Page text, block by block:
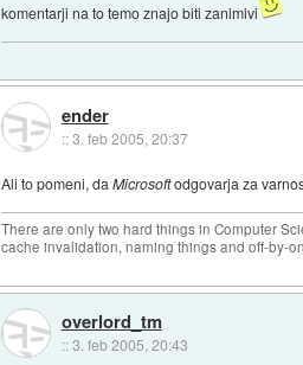
komentarji na to temo znajo biti zanimivi
ender
::3. feb 2005, 20:37
Ali to pomeni, daMicrosoftodgovarja za
There are only two hard things in Computer
cache invalidation, naming things and off-by-
overlord_tm
::3. feb 2005, 20:43